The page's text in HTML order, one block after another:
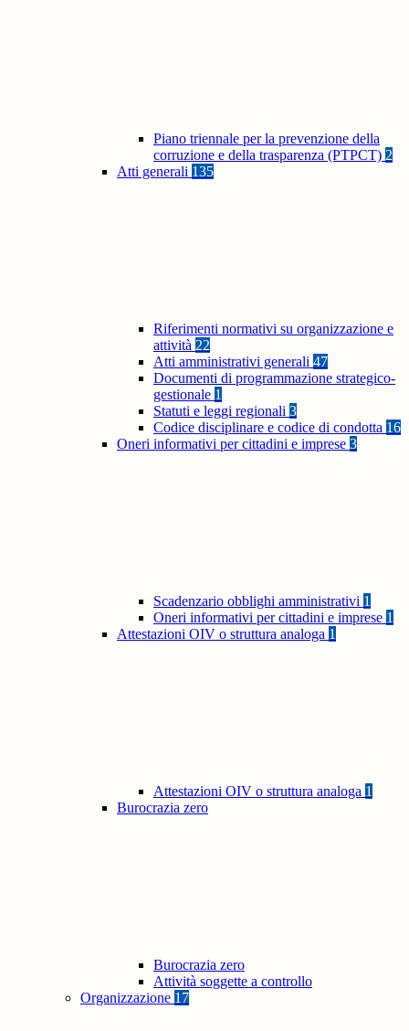
Piano triennale per la prevenzione della
corruzione e della trasparenza (PTPCT) 2
Atti generali 135
Riferimenti normativi su organizzazione e
attività 22
Atti amministrativi generali 47
Documenti di programmazione strategico-
gestionale 1
Statuti e leggi regionali 3
Codice disciplinare e codice di condotta 16
Oneri informativi per cittadini e imprese 3
Scadenzario obblighi amministrativi 1
Oneri informativi per cittadini e imprese 1
Attestazioni OIV o struttura analoga 1
Attestazioni OIV o struttura analoga 1
Burocrazia zero
Burocrazia zero
Attività soggette a controllo
Organizzazione 17